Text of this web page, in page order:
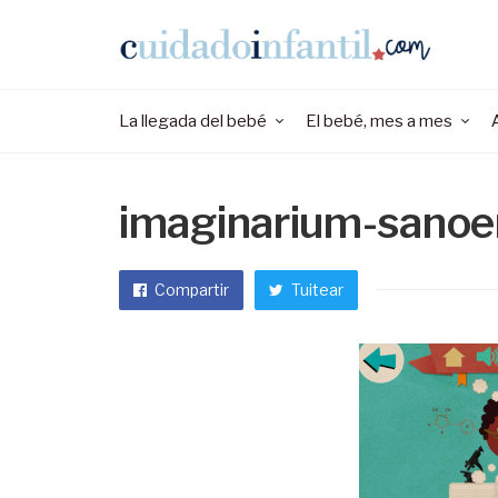
La llegada del bebé El bebé, mes a mes
imaginarium-
Compartir Tuitear